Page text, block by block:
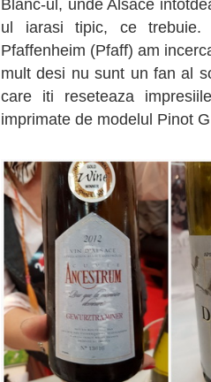
Blanc-ul, unde Alsace
ul iarasi tipic, ce trebuie.
Pfaffenheim (Pfaff) am
mult desi nu sunt un fan al
care iti reseteaza
imprimate de modelul Pinot